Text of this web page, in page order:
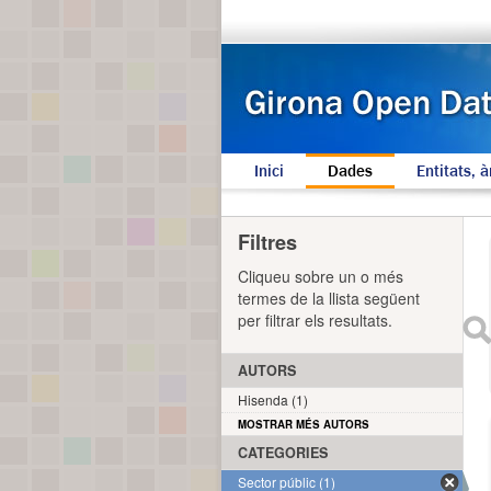
Inici Dades Entitats,
Filtres
Cliqueu sobre un o més
termes de la llista següent
per filtrar els resultats.
AUTORS
Hisenda (1)
MOSTRAR MÉS AUTORS
CATEGORIES
Sector públic (1)